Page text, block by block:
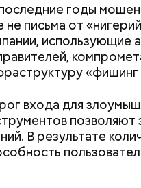
годы
не письма от
использующие
«фишинг
входа для
позволяют
В результате